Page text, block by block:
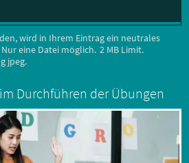
wird in Ihrem Eintrag ein neutrales
Nur eine Datei möglich. 2 MB Limit.
jpeg.
Durchführen der Übungen